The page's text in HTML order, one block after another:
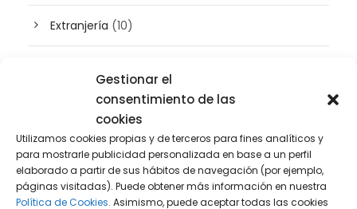
Gestionar el
consentimiento de las
cookies
Utilizamos cookies propias y de terceros para fines analíticos y
para mostrarle publicidad personalizada en base a un perfil
elaborado a partir de sus hábitos de navegación (por ejemplo,
páginas visitadas). Puede obtener más información en nuestra
Política de Cookies. Asimismo, puede aceptar todas las cookies
Extranjería (10)
Patrimonio(5)
Plusvalía (2)
Prensa(2)